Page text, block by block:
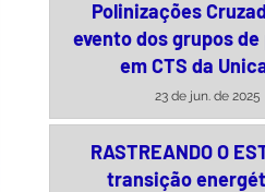
Polinizações
evento dos grupos
em CTS da
23 de jun. de 2025
RASTREANDO O
transição